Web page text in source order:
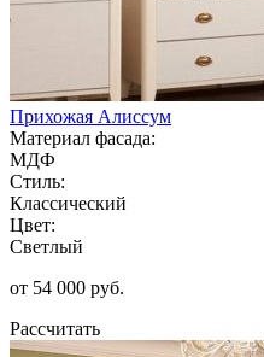
Прихожая Алиссум
Материал фасада:
МДФ
Стиль:
Классический
Цвет:
Светлый
от 54 000 руб.
Рассчитать